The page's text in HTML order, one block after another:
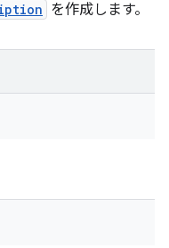
を作成します。